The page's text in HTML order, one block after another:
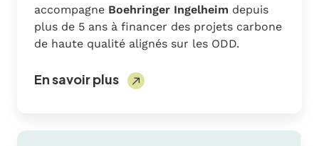
accompagne Boehringer Ingelheim depuis
plus de 5 ans à financer des projets carbone
de haute qualité alignés sur les ODD.
En savoir plus
LISI